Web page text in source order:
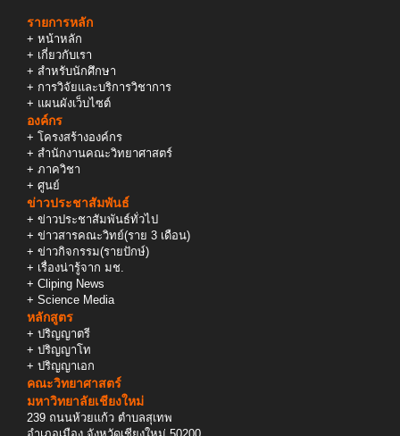
รายการหลัก
+ หน้าหลัก
+ เกี่ยวกับเรา
+ สำหรับนักศึกษา
+ การวิจัยและบริการวิชาการ
+ แผนผังเว็บไซต์
องค์กร
+ โครงสร้างองค์กร
+ สำนักงานคณะวิทยาศาสตร์
+ ภาควิชา
+ ศูนย์
ข่าวประชาสัมพันธ์
+ ข่าวประชาสัมพันธ์ทั่วไป
+ ข่าวสารคณะวิทย์(ราย 3 เดือน)
+ ข่าวกิจกรรม(รายปักษ์)
+ เรื่องน่ารู้จาก มช.
+ Cliping News
+ Science Media
หลักสูตร
+ ปริญญาตรี
+ ปริญญาโท
+ ปริญญาเอก
คณะวิทยาศาสตร์
มหาวิทยาลัยเชียงใหม่
239 ถนนห้วยแก้ว ตำบลสุเทพ